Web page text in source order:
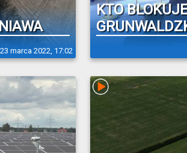
23 marca 2022, 17:02
KTO